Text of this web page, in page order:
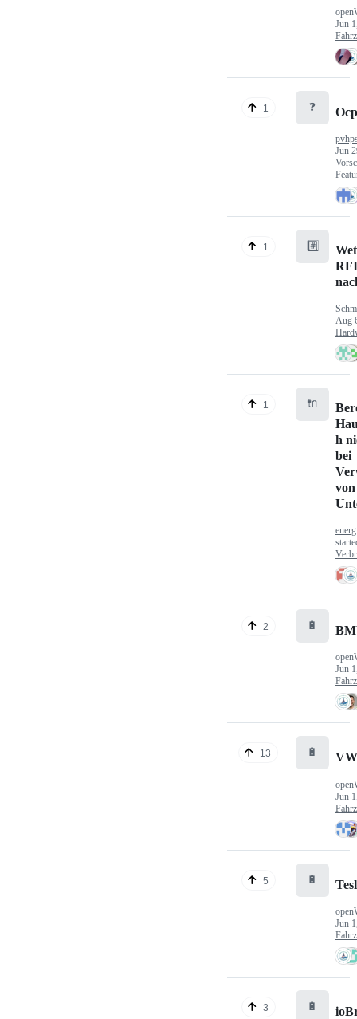
Jun
1 ❓
Jun
1 #️⃣
Aug
1 🔌
h
bei
von
2 🔋
Jun
13 🔋
Jun
5 🔋
Jun
3 🔋